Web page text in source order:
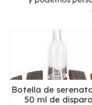
Botella de
50 ml de disparo